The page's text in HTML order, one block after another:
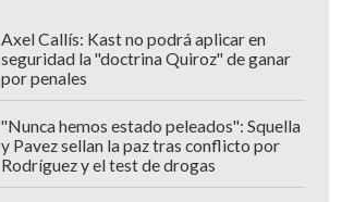
Axel Callís: Kast no podrá aplicar en
seguridad la "doctrina Quiroz" de ganar
por penales
"Nunca hemos estado peleados": Squella
y Pavez sellan la paz tras conflicto por
Rodríguez y el test de drogas